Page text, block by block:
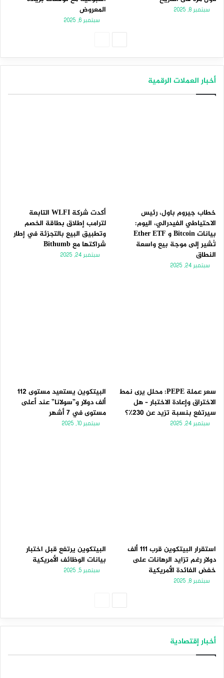
سبتمبر 8, 2025
المعروض
سبتمبر 6, 2025
أخبار العملات الرقمية
خطاب جيروم باول، رئيس
الاحتياطي الفيدرالي، اليوم:
بيانات Bitcoin و Ether ETF
تُشير إلى موجة بيع واسعة
النطاق
سبتمبر 24, 2025
أكدت شركة WLFI التابعة
لترامب إطلاق بطاقة الخصم
وتطبيق البيع بالتجزئة في إطار
شراكتها مع Bithumb
سبتمبر 24, 2025
سعر عملة PEPE: محلل يرى نمط
الاختراق وإعادة الاختبار – هل
سيرتفع بنسبة تزيد عن 230٪؟
سبتمبر 24, 2025
البيتكوين يستعيد مستوى 112
ألف دولار و”سولانا” عند أعلى
مستوى في 7 أشهر
سبتمبر 10, 2025
استقرار البيتكوين قرب 111 ألف
دولار رغم تزايد الرهانات على
خفض الفائدة الأمريكية
سبتمبر 8, 2025
البيتكوين يرتفع قبل اختبار
بيانات الوظائف الأمريكية
سبتمبر 5, 2025
أخبار إقتصادية